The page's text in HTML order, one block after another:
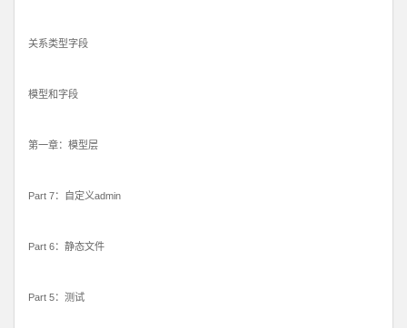
关系类型字段
模型和字段
第一章：模型层
Part 7：自定义admin
Part 6：静态文件
Part 5：测试